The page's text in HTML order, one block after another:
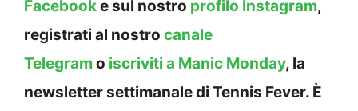
Facebooke sul nostro profilo Instagram,
registrati al nostro canale
Telegramo iscriviti a Manic Monday, la
newsletter settimanale di Tennis Fever. È